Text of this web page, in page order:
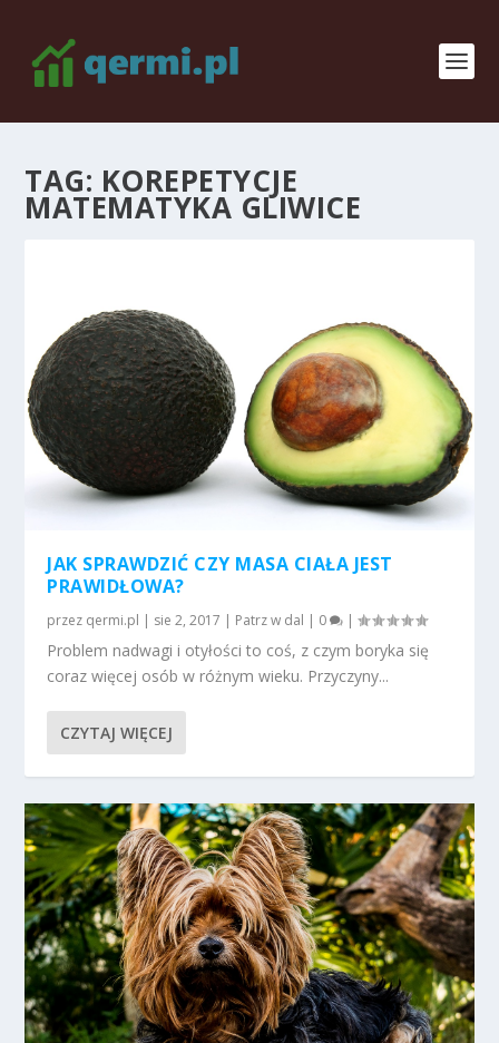
TAG: KOREPETYCJE
MATEMATYKA GLIWICE
JAK SPRAWDZIĆ CZY MASA CIAŁA JEST
PRAWIDŁOWA?
przez qermi.pl | sie 2, 2017 | Patrz w dal | 0 |
Problem nadwagi i otyłości to coś, z czym boryka się
coraz więcej osób w różnym wieku. Przyczyny...
CZYTAJ WIĘCEJ